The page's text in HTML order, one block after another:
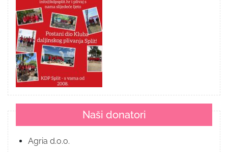
Naši donatori
Agria d.o.o.